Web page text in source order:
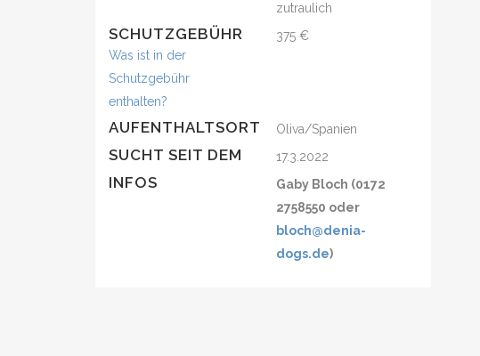
zutraulich
SCHUTZGEBÜHR
Was ist in der
Schutzgebühr
enthalten?
375 €
AUFENTHALTSORT Oliva/Spanien
SUCHT SEIT DEM 17.3.2022
INFOS
Gaby Bloch (0172
2758550 oder
bloch@denia-
dogs.de)